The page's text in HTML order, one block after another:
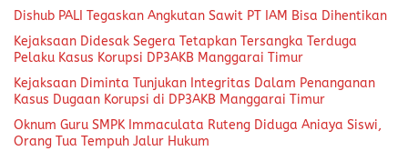
Dishub PALI Tegaskan Angkutan Sawit PT IAM Bisa Dihentikan
Kejaksaan Didesak Segera Tetapkan Tersangka Terduga
Pelaku Kasus Korupsi DP3AKB Manggarai Timur
Kejaksaan Diminta Tunjukan Integritas Dalam Penanganan
Kasus Dugaan Korupsi di DP3AKB Manggarai Timur
Oknum Guru SMPK Immaculata Ruteng Diduga Aniaya Siswi,
Orang Tua Tempuh Jalur Hukum